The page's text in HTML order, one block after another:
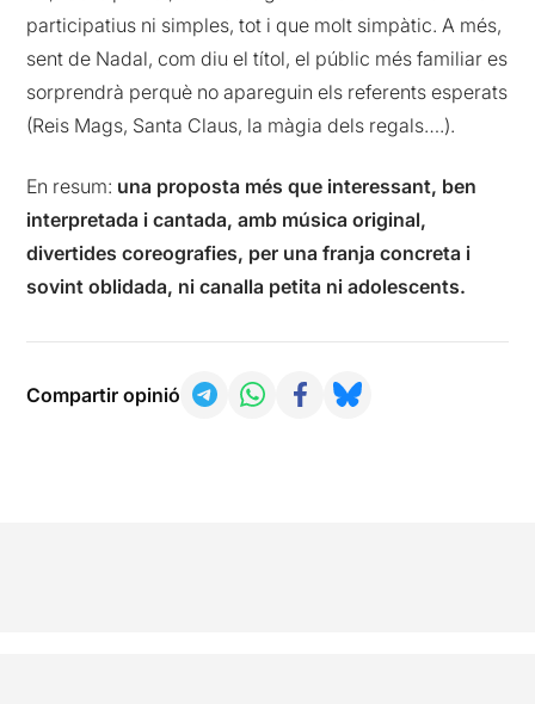
participatius ni simples, tot i que molt simpàtic. A més,
sent de Nadal, com diu el títol, el públic més familiar es
sorprendrà perquè no apareguin els referents esperats
(Reis Mags, Santa Claus, la màgia dels regals….).
En resum: una proposta més que interessant, ben
interpretada i cantada, amb música original,
divertides coreografies, per una franja concreta i
sovint oblidada, ni canalla petita ni adolescents.
Compartir opinió